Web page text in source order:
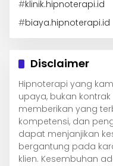
#klinik.hipnoterapi.id
#biaya.hipnoterapi.id
Disclaimer
Hipnoterapi yang
upaya, bukan
memberikan yang
kompetensi, dan
dapat menjanjikan
bergantung pada
klien. Kesembuhan